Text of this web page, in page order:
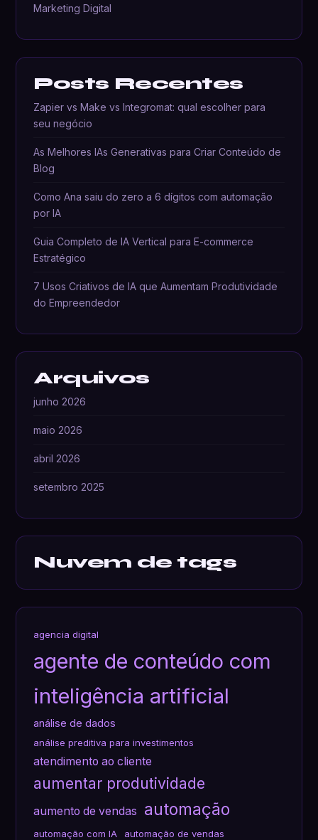
Marketing Digital
Posts Recentes
Zapier vs Make vs Integromat: qual escolher para
seu negócio
As Melhores IAs Generativas para Criar Conteúdo de
Blog
Como Ana saiu do zero a 6 dígitos com automação
por IA
Guia Completo de IA Vertical para E-commerce
Estratégico
7 Usos Criativos de IA que Aumentam Produtividade
do Empreendedor
Arquivos
junho 2026
maio 2026
abril 2026
setembro 2025
Nuvem de tags
agencia digital
agente de conteúdo com
inteligência artificial
análise de dados
análise preditiva para investimentos
atendimento ao cliente
aumentar produtividade
aumento de vendas automação
automação com IA automação de vendas